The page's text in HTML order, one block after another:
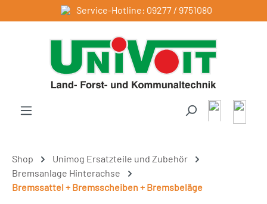
Zum Hauptinhalt springenService-Hotline: 09277 / 9751080
Shop
Unimog Ersatzteile und Zubehör
Bremsanlage Hinterachse
Bremssattel + Bremsscheiben + Bremsbeläge